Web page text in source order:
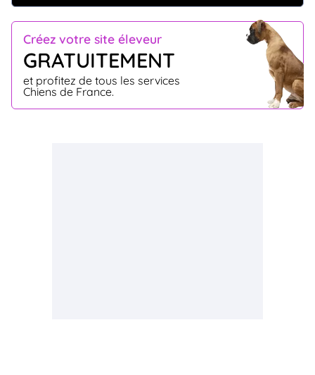
Créez votre site éleveur
GRATUITEMENT
et profitez de tous les services
Chiens de France.